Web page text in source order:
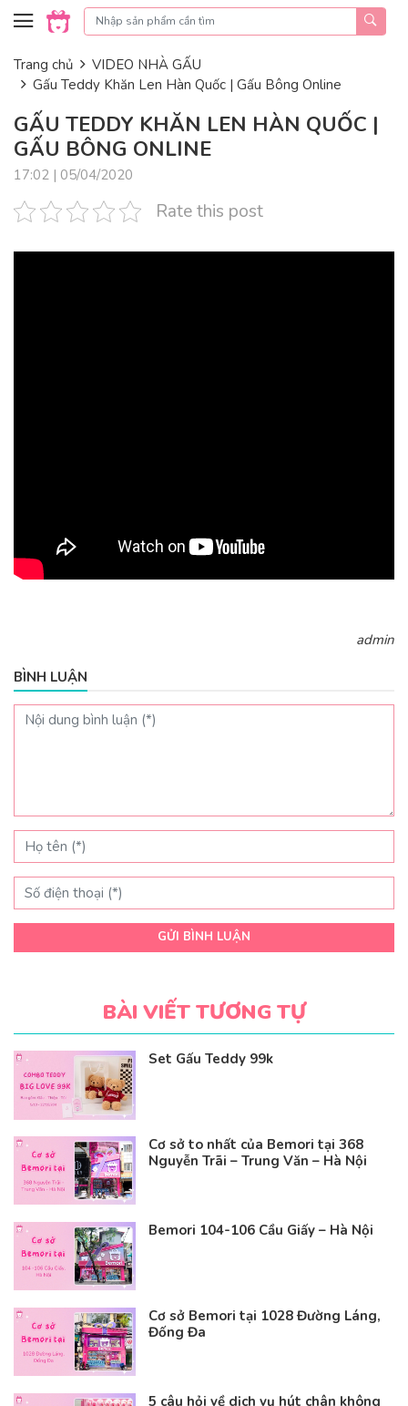
Skip to content
Trang chủ
VIDEO NHÀ GẤU
Gấu Teddy Khăn Len Hàn Quốc | Gấu Bông Online
GẤU TEDDY KHĂN LEN HÀN QUỐC |
GẤU BÔNG ONLINE
17:02 | 05/04/2020
Rate this post
admin
BÌNH LUẬN
GỬI BÌNH LUẬN
BÀI VIẾT TƯƠNG TỰ
Set Gấu Teddy 99k
Cơ sở to nhất của Bemori tại 368
Nguyễn Trãi – Trung Văn – Hà Nội
Bemori 104-106 Cầu Giấy – Hà Nội
Cơ sở Bemori tại 1028 Đường Láng,
Đống Đa
5 câu hỏi về dịch vụ hút chân không